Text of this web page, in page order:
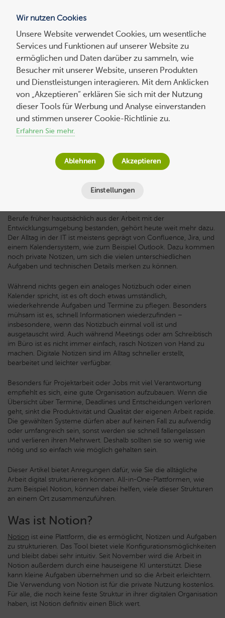
Suchen
nach:
Selbstorganisation im IT-Alltag mit Notion
Minuten
Berufe früher hauptsächlich aus der Arbeit mit der
Entwicklungsumgebung bestanden, gehört heute weit mehr dazu.
Der Alltag in der IT ist meistens geprägt von Confluence, Jira, und
einem Kalendersystem, wie zum Beispiel Outlook. Dazu kommen
noch private Notizen, um sich die vielen unterschiedlichen
Aufgaben und technischen Details merken zu können.
Während nichts gegen ein analoges Notizbuch oder einen
Kalender spricht, ist es oft doch etwas umständlich,
wiederkehrende Aufgaben und Termine zu pflegen. Besonders
mühsam ist es, schnell Informationen wiederzufinden –
insbesondere, wenn das Notizbuch einmal voll ist und
ausgetauscht wird. Auch während Meetings oder am Schreibtisch
im Büro ist es nicht immer einfach, rasch Notizen von Hand zu
machen. Digitale Notizen sind im Alltag schneller erstellt,
bearbeitet und leichter verfügbar.
Besonders für Projektarbeit oder Jobs mit viel Verantwortung
empfiehlt es sich, eine gute Organisation aufzubauen. Wenn die
Übersicht über Termine, Deadlines und Entscheidungen verloren
geht, sinkt die Produktivität und Qualität der eigenen Arbeit rapide.
Die gewählten Systeme dürfen aber auf keinen Fall zu aufwendig
oder umfangreich sein, sonst werden sie schnell fallengelassen
und verlieren ihren Mehrwert. Deshalb sollten sie so wenig wie
nötig und so einfach wie möglich gehalten sein.
Dieser Artikel bietet Anregungen dafür, wie Sie die alltägliche
Arbeit digital strukturieren können. All-in-One-Plattformen, wie
zum Beispiel Notion, können dabei helfen, viele dieser Strukturen
an einem Ort zusammenzuführen.
Was ist Notion?
Notion ist eine Plattform, die es ermöglicht, Notizen und Aufgaben
zu strukturieren. Das Tool bietet viele Konfigurationsmöglichkeiten
und bleibt dabei sehr intuitiv. Seit November wird die Arbeit in
Notion außerdem durch eine hauseigene KI unterstützt. Diese
kann kleine Aufgaben übernehmen und so die Arbeit erleichtern.
Die Verwendung von Notion ist für die private Nutzung kostenlos.
Für alle, die noch keine feste Struktur in ihrer digitalen Organisation
haben, ist Notion definitiv einen Blick wert.
Wir nutzen Cookies
Unsere Website verwendet Cookies, um wesentliche
Services und Funktionen auf unserer Website zu
ermöglichen und Daten darüber zu sammeln, wie
Besucher mit unserer Website, unseren Produkten
und Dienstleistungen interagieren. Mit dem Anklicken
von „Akzeptieren“ erklären Sie sich mit der Nutzung
dieser Tools für Werbung und Analyse einverstanden
und stimmen unserer Cookie-Richtlinie zu.
Erfahren Sie mehr.
Einstellungen
Ablehnen Akzeptieren